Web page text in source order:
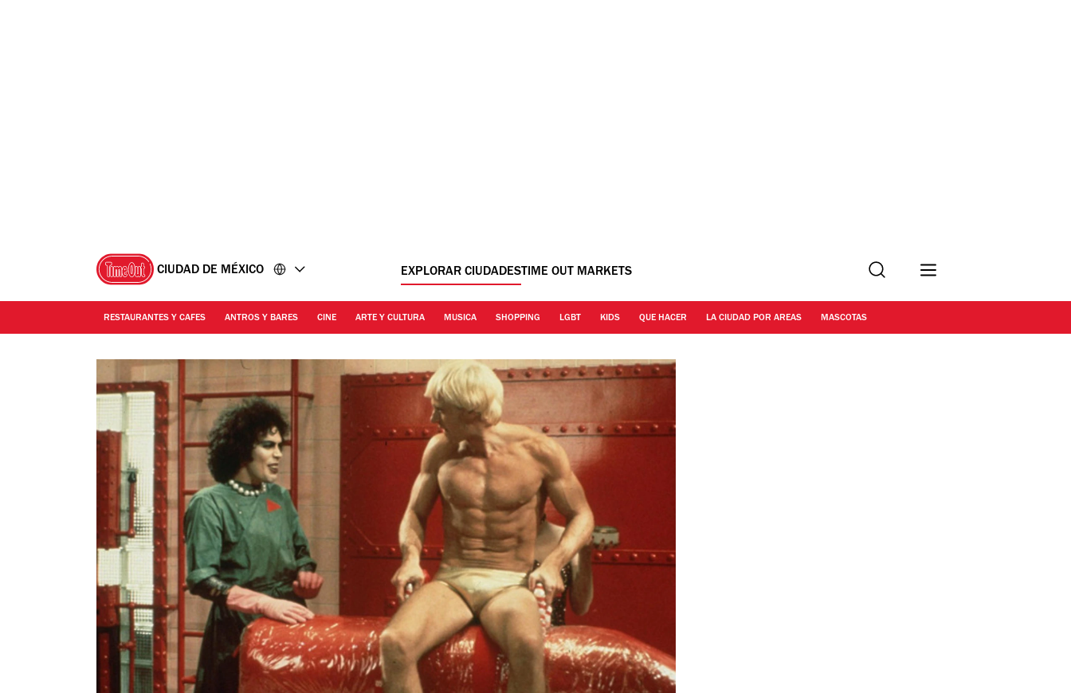
CIUDAD DE MÉXICO EXPLORAR CIUDADESTIME OUT MARKETS Buscar
RESTAURANTES Y CAFES ANTROS Y BARES CINE ARTE Y CULTURA MUSICA SHOPPING LGBT KIDS QUE HACER LA CIUDAD POR AREAS MASCOTAS